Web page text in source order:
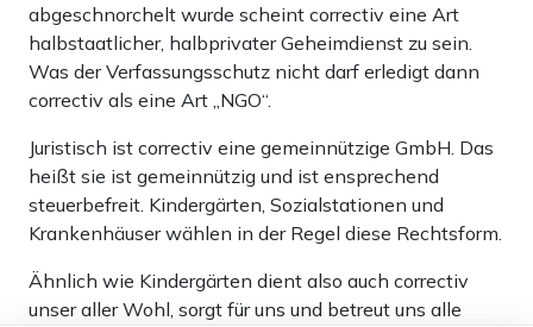
abgeschnorchelt wurde scheint correctiv eine Art
halbstaatlicher, halbprivater Geheimdienst zu sein.
Was der Verfassungsschutz nicht darf erledigt dann
correctiv als eine Art „NGO“.
Juristisch ist correctiv eine gemeinnützige GmbH. Das
heißt sie ist gemeinnützig und ist ensprechend
steuerbefreit. Kindergärten, Sozialstationen und
Krankenhäuser wählen in der Regel diese Rechtsform.
Ähnlich wie Kindergärten dient also auch correctiv
unser aller Wohl, sorgt für uns und betreut uns alle